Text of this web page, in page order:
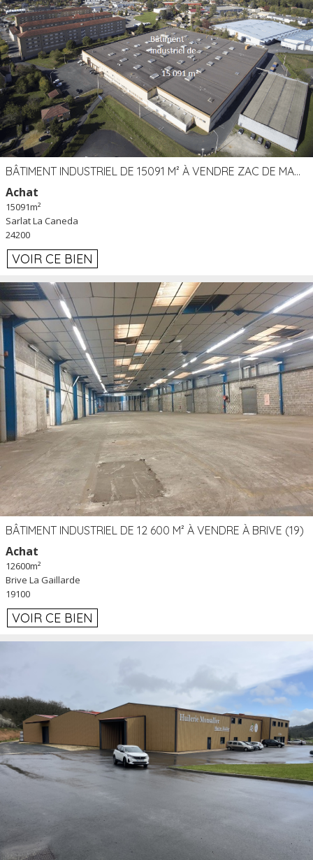
BÂTIMENT INDUSTRIEL DE 15091 M² À VENDRE ZAC DE MADRAZÈS À SARLAT (24)
Achat
15091m²
Sarlat La Caneda
24200
VOIR CE BIEN
BÂTIMENT INDUSTRIEL DE 12 600 M² À VENDRE À BRIVE (19)
Achat
12600m²
Brive La Gaillarde
19100
VOIR CE BIEN